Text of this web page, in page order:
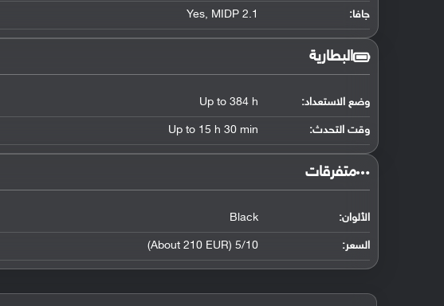
جافا: Yes, MIDP 2.1
البطارية
وضع الاستعداد: Up to 384 h
وقت التحدث: Up to 15 h 30 min
‏متفرقات‏
الألوان: Black
السعر: 5/10 (About 210 EUR)